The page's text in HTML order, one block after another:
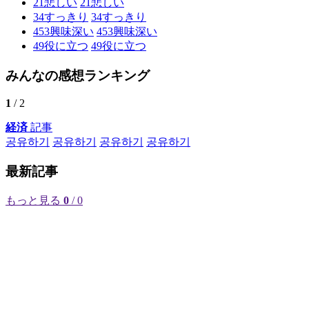
34すっきり 34すっきり
453興味深い 453興味深い
49役に立つ 49役に立つ
みんなの感想ランキング
1 / 2
経済記事
공유하기
공유하기 공유하기 공유하기
最新記事
もっと見る 0 / 0